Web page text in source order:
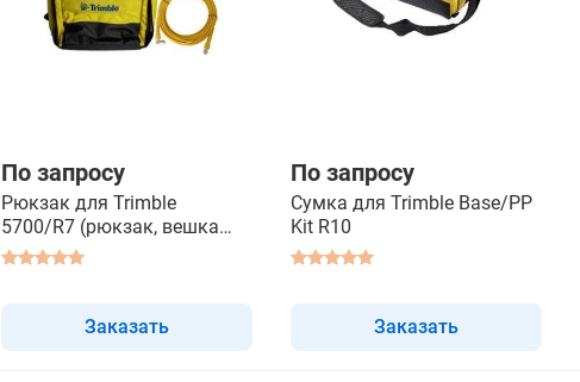
По запросу
Рюкзак для Trimble
5700/R7 (рюкзак, вешка
0.3м, 10 м кабель для GPS
Заказать
По запросу
Сумка для Trimble Base/PP
Kit R10
Заказать